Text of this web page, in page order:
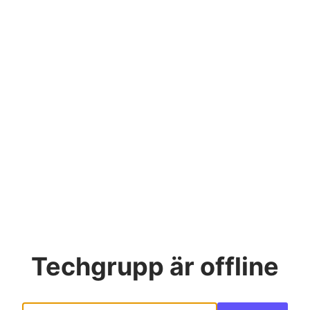
Techgrupp är offline